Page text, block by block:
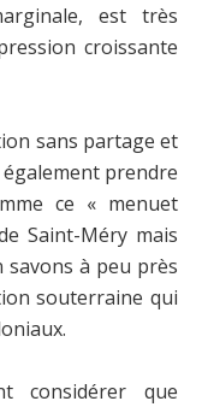
est très
croissante
sans partage et
prendre
ce « menuet
Saint-Méry mais
savons à peu près
souterraine qui
considérer que